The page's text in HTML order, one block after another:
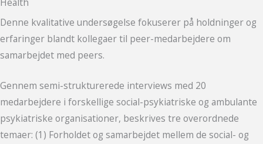
Denne kvalitative undersøgelse fokuserer på holdninger og
erfaringer blandt kollegaer til peer-medarbejdere om
samarbejdet med peers.
Gennem semi-strukturerede interviews med 20
medarbejdere i forskellige social-psykiatriske og ambulante
psykiatriske organisationer, beskrives tre overordnede
temaer: (1) Forholdet og samarbejdet mellem de social- og